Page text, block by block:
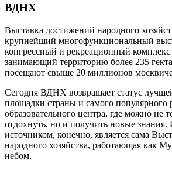
ВДНХ
Выставка достижений народного
крупнейший многофункциональный
конгрессный и рекреационный
занимающий территорию более 235
посещают свыше 20 миллионов
Сегодня ВДНХ возвращает статус
площадки страны и самого популярного
образовательного центра, где можно не
отдохнуть, но и получить новые
источником, конечно, является сама
народного хозяйства, работающая как
небом.